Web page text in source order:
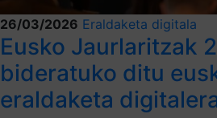
26/03/2026 Eraldaketa digitala
Eusko Jaurlaritzak
bideratuko ditu
eraldaketa